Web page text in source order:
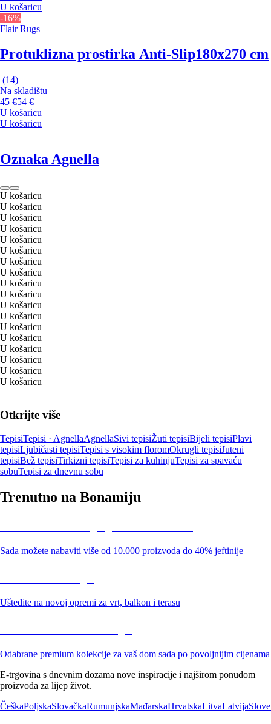
U košaricu
-16%
Flair Rugs
Protuklizna prostirka Anti-Slip180x270 cm
(14)
Na skladištu
45 €54 €
U košaricu
U košaricu
Oznaka Agnella
U košaricu
U košaricu
U košaricu
U košaricu
U košaricu
U košaricu
U košaricu
U košaricu
U košaricu
U košaricu
U košaricu
U košaricu
U košaricu
U košaricu
U košaricu
U košaricu
U košaricu
U košaricu
Otkrijte više
TepisiTepisi · AgnellaAgnellaSivi tepisiŽuti tepisiBijeli tepisiPlavi
tepisiLjubičasti tepisiTepisi s visokim floromOkrugli tepisiJuteni
tepisiBež tepisiTirkizni tepisiTepisi za kuhinjuTepisi za spavaću
sobuTepisi za dnevnu sobu
Trenutno na Bonamiju
Sada možete nabaviti više od 10.000 proizvoda do 40% jeftinije
Uštedite na novoj opremi za vrt, balkon i terasu
Odabrane premium kolekcije za vaš dom sada po povoljnijim cijenama
E-trgovina s dnevnim dozama nove inspiracije i najširom ponudom
proizvoda za lijep život.
ČeškaPoljskaSlovačkaRumunjskaMađarskaHrvatskaLitvaLatvija